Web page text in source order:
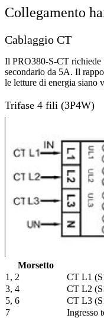
Collegamento
Cablaggio CT
Il PRO380-S-CT richiede
secondario da 5A. Il
le letture di energia siano
Trifase 4 fili (3P4W)
Morsetto
1, 2
CT L1
3, 4
CT L2
5, 6
CT L3
7
Ingresso